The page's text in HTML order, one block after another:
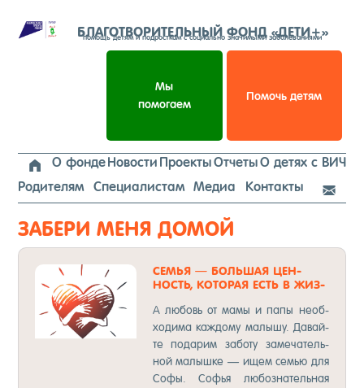
к
содержимому
БЛАГОТВОРИТЕЛЬНЫЙ ФОНД «ДЕТИ+»
помощь детям и подросткам с социально значимыми заболеваниями
Мы
помогаем
Помочь детям
 О фондеНовости ПроектыОтчетыО детях с ВИЧ
Родителям
Специалистам Медиа Контакты 
ЗАБЕРИ МЕНЯ ДОМОЙ
СЕМЬЯ — БОЛЬ­ШАЯ ЦЕН­
НОСТЬ, КО­ТОРАЯ ЕСТЬ В ЖИЗ­
А лю­бовь от ма­мы и па­пы не­об­
хо­ди­ма каж­до­му ма­лы­шу. Да­вай­
те по­да­рим за­бо­ту за­ме­ча­тель­
ной ма­лыш­ке — ищем семью для
Со­фы. Софья лю­боз­на­тель­ная